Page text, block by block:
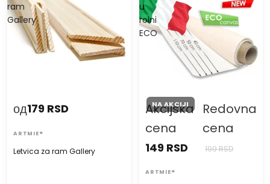
ram
Gallery
Letvica za ram Gallery
од179 RSD
ARTMIE®
u
rolni
ECO
NA AKCIJI
Akcijska
cena
149 RSD
Redovna
cena
199 RSD
ARTMIE®